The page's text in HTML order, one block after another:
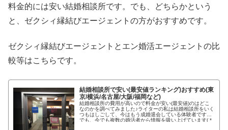
料金的には安い結婚相談所です。でも、どちらかという
と、ゼクシィ縁結びエージェントの方がおすすめです。
ゼクシィ縁結びエージェントとエン婚活エージェントの比
較等はこちらです。
結婚相談所で安い(最安値ランキング)おすすめ(東
京/横浜/名古屋/大阪/福岡など)
結婚相談所の費用が高いので料金が安い(最安値)のはどこ
なのかを調べてみました♪ライターの私は結婚相談所をいく
つもはしごして、今はもう成婚退会している体験者です。
でも、今でも複数の婚活者から情報を吸い上げています( *